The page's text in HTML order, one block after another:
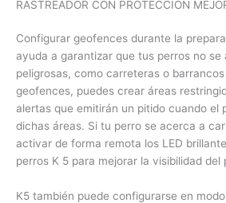
RASTREADOR CON PROTECCIÓN
Configurar geofences durante la
ayuda a garantizar que tus perros no se
peligrosas, como carreteras o
geofences, puedes crear áreas
alertas que emitirán un pitido cuando el
dichas áreas. Si tu perro se acerca a
activar de forma remota los LED
perros K 5 para mejorar la visibilidad del
K5 también puede configurarse en